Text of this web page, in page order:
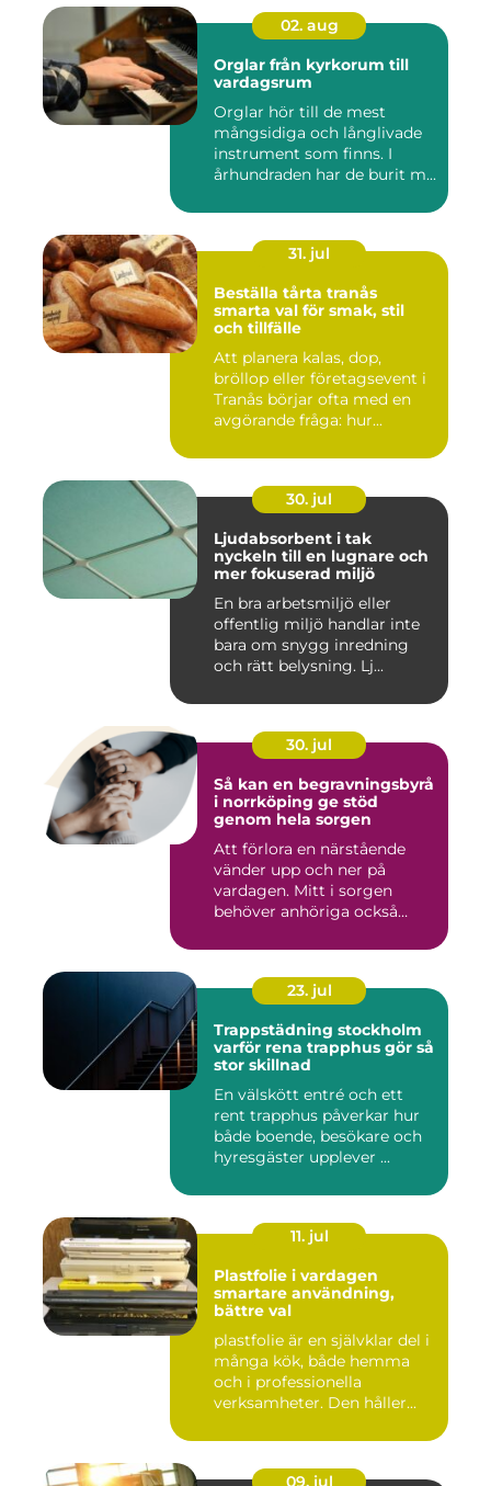
02. aug
Orglar från kyrkorum till
vardagsrum
Orglar hör till de mest
mångsidiga och långlivade
instrument som finns. I
århundraden har de burit m...
31. jul
Beställa tårta tranås
smarta val för smak, stil
och tillfälle
Att planera kalas, dop,
bröllop eller företagsevent i
Tranås börjar ofta med en
avgörande fråga: hur...
30. jul
Ljudabsorbent i tak
nyckeln till en lugnare och
mer fokuserad miljö
En bra arbetsmiljö eller
offentlig miljö handlar inte
bara om snygg inredning
och rätt belysning. Lj...
30. jul
Så kan en begravningsbyrå
i norrköping ge stöd
genom hela sorgen
Att förlora en närstående
vänder upp och ner på
vardagen. Mitt i sorgen
behöver anhöriga också
23. jul
Trappstädning stockholm
varför rena trapphus gör så
stor skillnad
En välskött entré och ett
rent trapphus påverkar hur
både boende, besökare och
hyresgäster upplever ...
11. jul
Plastfolie i vardagen
smartare användning,
bättre val
plastfolie är en självklar del i
många kök, både hemma
och i professionella
verksamheter. Den håller...
09. jul